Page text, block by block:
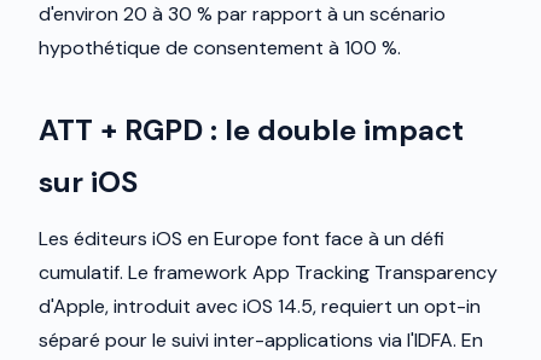
d'environ 20 à 30 % par rapport à un scénario
hypothétique de consentement à 100 %.
ATT + RGPD : le double impact
sur iOS
Les éditeurs iOS en Europe font face à un défi
cumulatif. Le framework App Tracking Transparency
d'Apple, introduit avec iOS 14.5, requiert un opt-in
séparé pour le suivi inter-applications via l'IDFA. En